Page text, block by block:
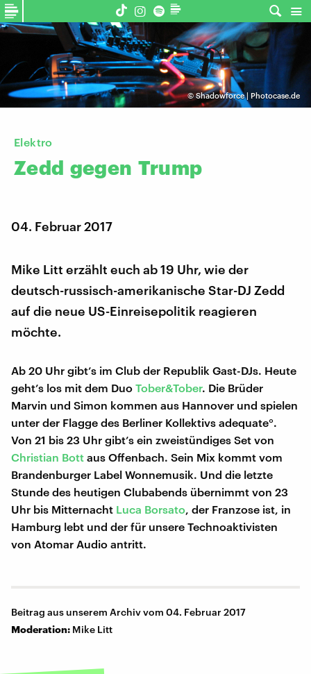
©Shadowforce | Photocase.de
Elektro
Zedd gegen Trump
04. Februar 2017
Mike Litt erzählt euch ab 19 Uhr, wie der
deutsch-russisch-amerikanische Star-DJ Zedd
auf die neue US-Einreisepolitik reagieren
möchte.
Ab 20 Uhr gibt’s im Club der Republik Gast-DJs. Heute
geht’s los mit dem Duo Tober&Tober. Die Brüder
Marvin und Simon kommen aus Hannover und spielen
unter der Flagge des Berliner Kollektivs adequate°.
Von 21 bis 23 Uhr gibt’s ein zweistündiges Set von
Christian Bott aus Offenbach. Sein Mix kommt vom
Brandenburger Label Wonnemusik. Und die letzte
Stunde des heutigen Clubabends übernimmt von 23
Uhr bis Mitternacht Luca Borsato, der Franzose ist, in
Hamburg lebt und der für unsere Technoaktivisten
von Atomar Audio antritt.
Beitrag aus unserem Archiv vom 04. Februar 2017
Moderation: Mike Litt